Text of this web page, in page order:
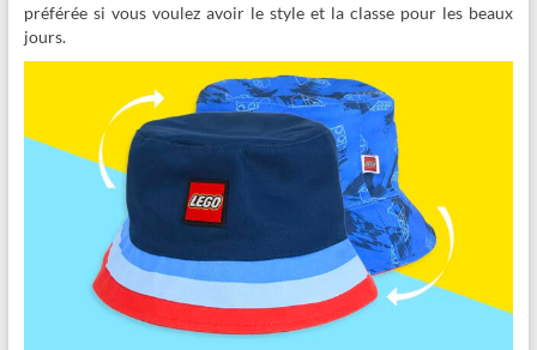
préférée si vous voulez avoir le style et la classe pour les beaux
jours.